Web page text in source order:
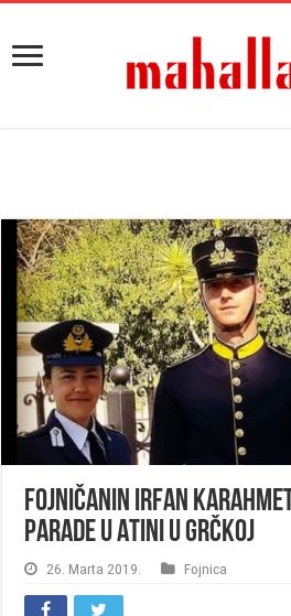
Fojničanin Irfan
parade u Atini u Grčkoj
26. Marta 2019. Fojnica